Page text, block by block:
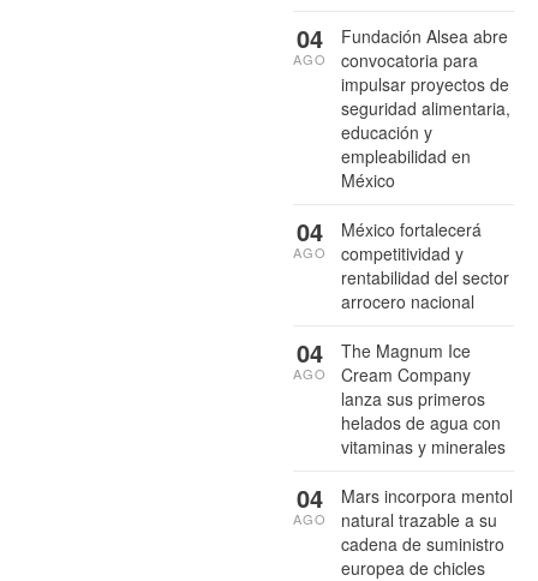
Fundación Alsea abre
convocatoria para
impulsar proyectos de
seguridad alimentaria,
educación y
empleabilidad en
México
04
AGO
México fortalecerá
competitividad y
rentabilidad del sector
arrocero nacional
04
AGO
The Magnum Ice
Cream Company
lanza sus primeros
helados de agua con
vitaminas y minerales
04
AGO
Mars incorpora mentol
natural trazable a su
cadena de suministro
europea de chicles
04
AGO